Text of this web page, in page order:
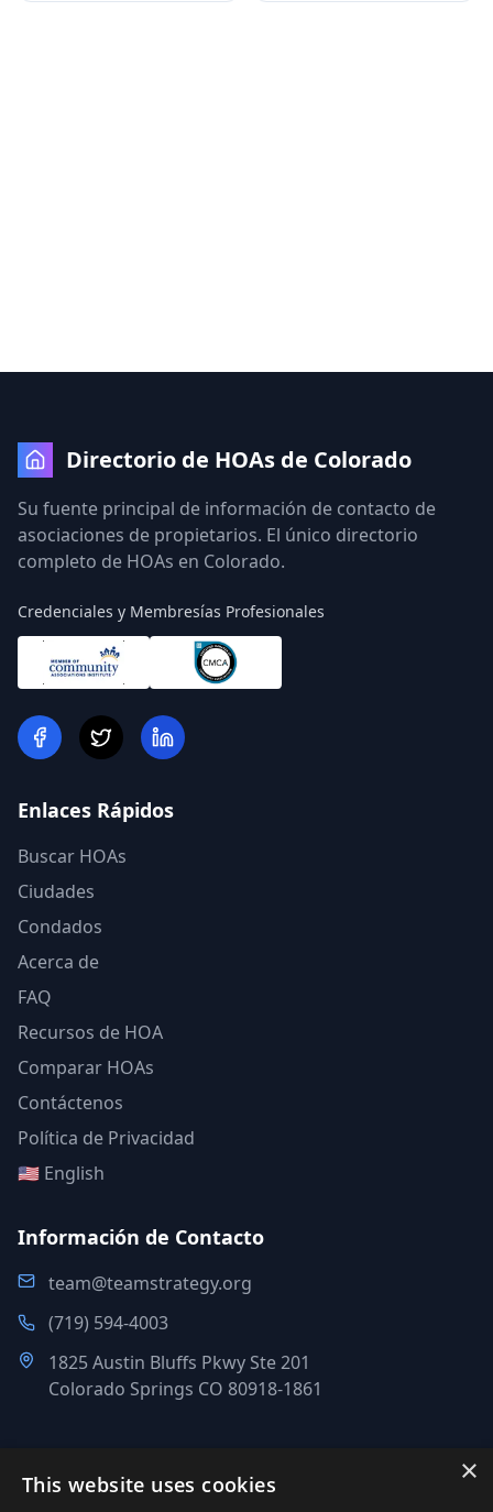
Directorio de HOAs de Colorado
Su fuente principal de información de contacto de
asociaciones de propietarios. El único directorio
completo de HOAs en Colorado.
Credenciales y Membresías Profesionales
Enlaces Rápidos
Buscar HOAs
Ciudades
Condados
Acerca de
FAQ
Recursos de HOA
Comparar HOAs
Contáctenos
Política de Privacidad
🇺🇸 English
Información de Contacto
team@teamstrategy.org
(719) 594-4003
1825 Austin Bluffs Pkwy Ste 201
Colorado Springs CO 80918-1861
×
This website uses cookies